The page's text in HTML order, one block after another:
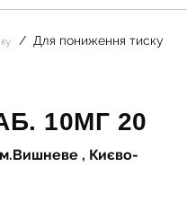
Для пониження тиску
10МГ 20
, Києво-